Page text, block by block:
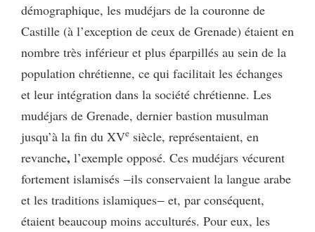
démographique, les mudéjars de la couronne de
Castille (à l’exception de ceux de Grenade) étaient en
nombre très inférieur et plus éparpillés au sein de la
population chrétienne, ce qui facilitait les échanges
et leur intégration dans la société chrétienne. Les
mudéjars de Grenade, dernier bastion musulman
jusqu’à la fin du XVe siècle, représentaient, en
revanche, l’exemple opposé. Ces mudéjars vécurent
fortement islamisés ‒ils conservaient la langue arabe
et les traditions islamiques‒ et, par conséquent,
étaient beaucoup moins acculturés. Pour eux, les